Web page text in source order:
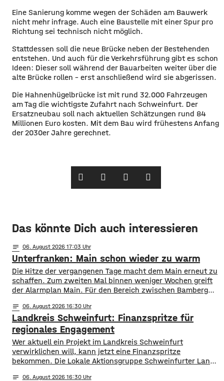
Eine Sanierung komme wegen der Schäden am Bauwerk
nicht mehr infrage. Auch eine Baustelle mit einer Spur pro
Richtung sei technisch nicht möglich.
Stattdessen soll die neue Brücke neben der Bestehenden
entstehen. Und auch für die Verkehrsführung gibt es schon
Ideen: Dieser soll während der Bauarbeiten weiter über die
alte Brücke rollen – erst anschließend wird sie abgerissen.
Die Hahnenhügelbrücke ist mit rund 32.000 Fahrzeugen
am Tag die wichtigste Zufahrt nach Schweinfurt. Der
Ersatzneubau soll nach aktuellen Schätzungen rund 84
Millionen Euro kosten. Mit dem Bau wird frühestens Anfang
der 2030er Jahre gerechnet.
Das könnte Dich auch interessieren
notes 06. August 2026 17:03
Unterfranken: Main schon wieder zu warm
Die Hitze der vergangenen Tage macht dem Main erneut zu
schaffen. Zum zweiten Mal binnen weniger Wochen greift
der Alarmplan Main. Für den Bereich zwischen Bamberg
mainabwärts die zweite von drei Warnstufen. Zwar gibt es
aktuell mit dem Sauerstoffgehalt im Wasser noch keine
Probleme, allerdings ist die Wassertemperatur
notes 06. August 2026 16:30
Landkreis Schweinfurt: Finanzspritze für
regionales Engagement
Wer aktuell ein Projekt im Landkreis Schweinfurt
verwirklichen will, kann jetzt eine Finanzspritze
bekommen. Die Lokale Aktionsgruppe Schweinfurter Land
notes 06. August 2026 16:30